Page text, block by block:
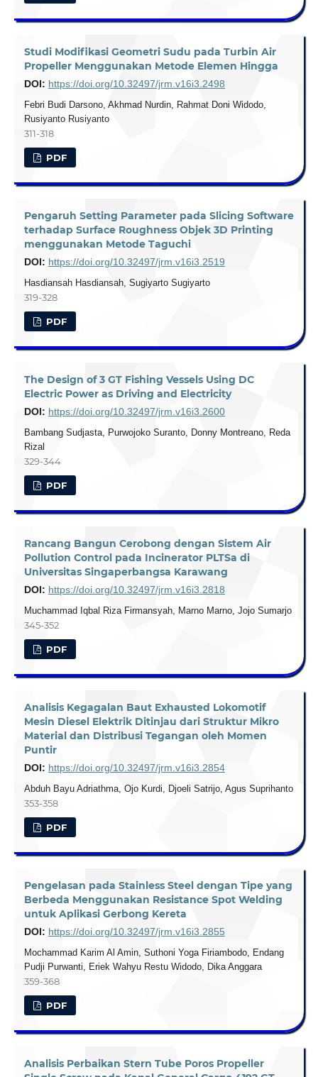
Studi Modifikasi Geometri Sudu pada Turbin Air
Propeller Menggunakan Metode Elemen Hingga
DOI: https://doi.org/10.32497/jrm.v16i3.2498
Febri Budi Darsono, Akhmad Nurdin, Rahmat Doni Widodo,
Rusiyanto Rusiyanto
311-318
PDF
Pengaruh Setting Parameter pada Slicing Software
terhadap Surface Roughness Objek 3D Printing
menggunakan Metode Taguchi
DOI: https://doi.org/10.32497/jrm.v16i3.2519
Hasdiansah Hasdiansah, Sugiyarto Sugiyarto
319-328
PDF
The Design of 3 GT Fishing Vessels Using DC
Electric Power as Driving and Electricity
DOI: https://doi.org/10.32497/jrm.v16i3.2600
Bambang Sudjasta, Purwojoko Suranto, Donny Montreano, Reda
Rizal
329-344
PDF
Rancang Bangun Cerobong dengan Sistem Air
Pollution Control pada Incinerator PLTSa di
Universitas Singaperbangsa Karawang
DOI: https://doi.org/10.32497/jrm.v16i3.2818
Muchammad Iqbal Riza Firmansyah, Marno Marno, Jojo Sumarjo
345-352
PDF
Analisis Kegagalan Baut Exhausted Lokomotif
Mesin Diesel Elektrik Ditinjau dari Struktur Mikro
Material dan Distribusi Tegangan oleh Momen
Puntir
DOI: https://doi.org/10.32497/jrm.v16i3.2854
Abduh Bayu Adriathma, Ojo Kurdi, Djoeli Satrijo, Agus Suprihanto
353-358
PDF
Pengelasan pada Stainless Steel dengan Tipe yang
Berbeda Menggunakan Resistance Spot Welding
untuk Aplikasi Gerbong Kereta
DOI: https://doi.org/10.32497/jrm.v16i3.2855
Mochammad Karim Al Amin, Suthoni Yoga Firiambodo, Endang
Pudji Purwanti, Eriek Wahyu Restu Widodo, Dika Anggara
359-368
PDF
Analisis Perbaikan Stern Tube Poros Propeller